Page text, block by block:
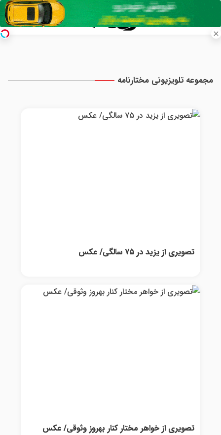
مجموعه تلویزیونی مختارنامه
تصویری از یزید در ۷۵ سالگی/ عکس
تصویری از خواهر مختار کنار بهروز وثوقی/ عکس